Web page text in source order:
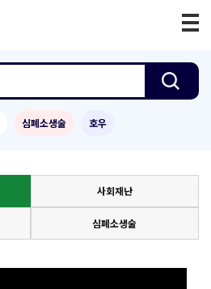
심폐소생술 호우
사회재난
심폐소생술